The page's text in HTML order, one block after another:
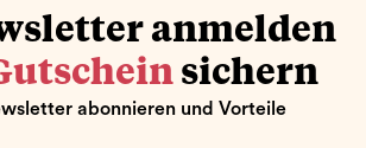
anmelden
sichern
abonnieren und Vorteile